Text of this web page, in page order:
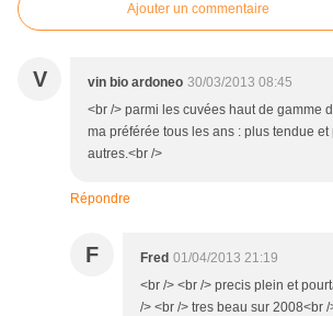
Ajouter un commentaire
V vin bio ardoneo 30/03/2013 08:45
<br /> parmi les cuvées haut de gamme
ma préférée tous les ans : plus tendue
autres.<br />
Répondre
F Fred 01/04/2013 21:19
<br /> <br /> precis plein et
/> <br /> tres beau sur 2008<br